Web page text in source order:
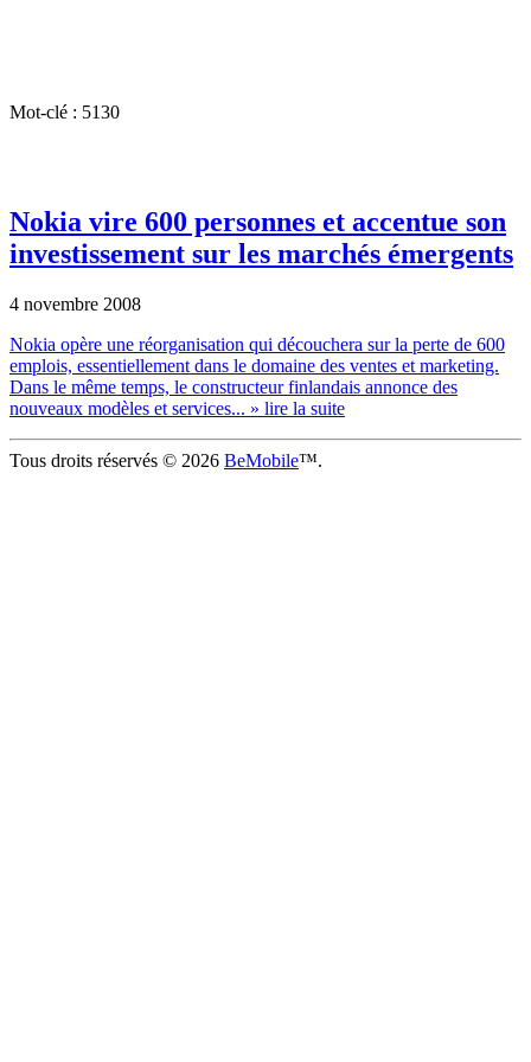
Mot-clé : 5130
Nokia vire 600 personnes et accentue son
investissement sur les marchés émergents
4 novembre 2008
Nokia opère une réorganisation qui découchera sur la perte de 600
emplois, essentiellement dans le domaine des ventes et marketing.
Dans le même temps, le constructeur finlandais annonce des
nouveaux modèles et services... » lire la suite
Tous droits réservés © 2026 BeMobile™.